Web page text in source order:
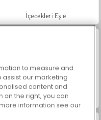
İçecekleri Eşle
Moda Prensesleri
to measure and
our marketing
content and
on the right, you can
information see our